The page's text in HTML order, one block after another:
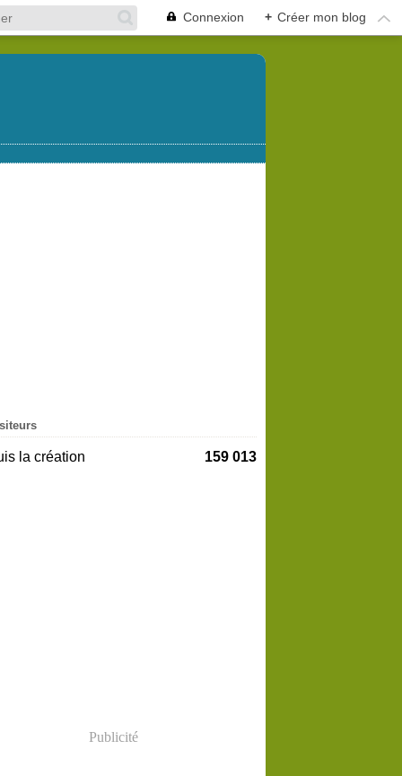
Connexion + Créer mon blog
la création 159 013
Publicité